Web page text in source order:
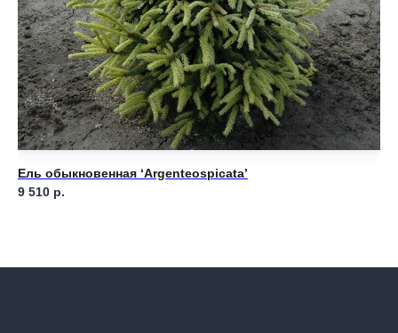
Ель обыкновенная ‘Argenteospicata’
9 510 р.